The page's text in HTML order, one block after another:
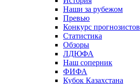
Наши за рубежом
Превью
Конкурс прогнозистов
Статистика
Обзоры
ЛДЮФА
Наш соперник
ФИФА
Кубок Казахстана